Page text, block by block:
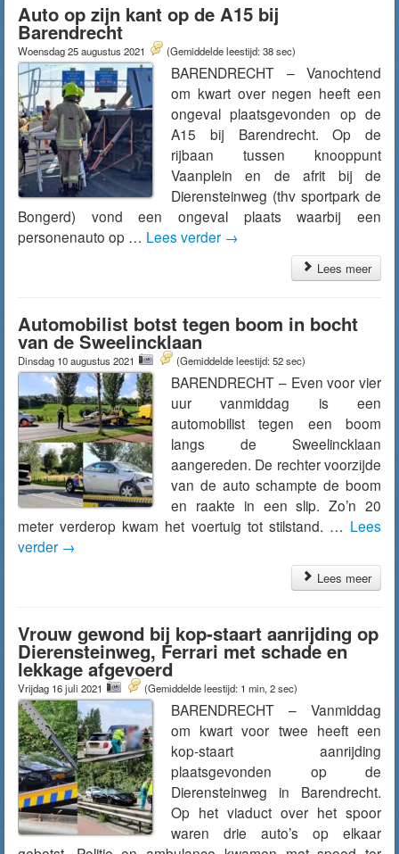
Auto op zijn kant op de A15 bij
Barendrecht
Woensdag 25 augustus 2021 (Gemiddelde leestijd: 38 sec)
BARENDRECHT – Vanochtend
om kwart over negen heeft een
ongeval plaatsgevonden op de
A15 bij Barendrecht. Op de
rijbaan tussen knooppunt
Vaanplein en de afrit bij de
Dierensteinweg (thv sportpark de
Bongerd) vond een ongeval plaats waarbij een
personenauto op … Lees verder →
Lees meer
Automobilist botst tegen boom in bocht
van de Sweelincklaan
Dinsdag 10 augustus 2021 (Gemiddelde leestijd: 52 sec)
BARENDRECHT – Even voor vier
uur vanmiddag is een
automobilist tegen een boom
langs de Sweelincklaan
aangereden. De rechter voorzijde
van de auto schampte de boom
en raakte in een slip. Zo’n 20
meter verderop kwam het voertuig tot stilstand. … Lees
verder →
Lees meer
Vrouw gewond bij kop-staart aanrijding op
Dierensteinweg, Ferrari met schade en
lekkage afgevoerd
Vrijdag 16 juli 2021 (Gemiddelde leestijd: 1 min, 2 sec)
BARENDRECHT – Vanmiddag
om kwart voor twee heeft een
kop-staart aanrijding
plaatsgevonden op de
Dierensteinweg in Barendrecht.
Op het viaduct over het spoor
waren drie auto’s op elkaar